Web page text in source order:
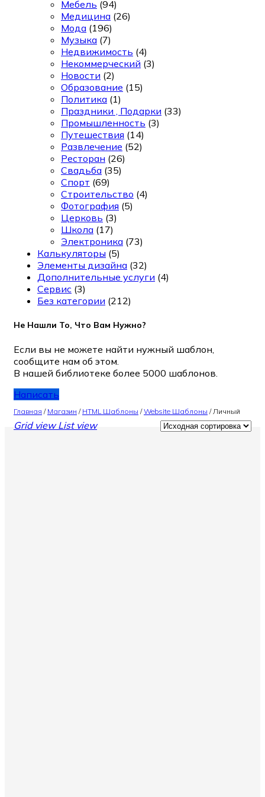
Мебель (94)
Медицина (26)
Мода (196)
Музыка (7)
Недвижимость (4)
Некоммерческий (3)
Новости (2)
Образование (15)
Политика (1)
Праздники , Подарки (33)
Промышленность (3)
Путешествия (14)
Развлечение (52)
Ресторан (26)
Свадьба (35)
Спорт (69)
Строительство (4)
Фотография (5)
Церковь (3)
Школа (17)
Электроника (73)
Калькуляторы (5)
Элементы дизайна (32)
Дополнительные услуги (4)
Сервис (3)
Без категории (212)
Не Нашли То, Что Вам Нужно?
Если вы не можете найти нужный шаблон,
сообщите нам об этом.
В нашей библиотеке более 5000 шаблонов.
Написать
Главная / Магазин / HTML Шаблоны /Website Шаблоны /Личный
Grid view List view